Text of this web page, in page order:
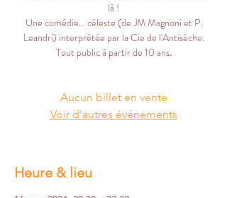
là !
Une comédie... céleste (de JM Magnoni et P.
Leandri) interprétée par la Cie de l'Antisèche.
Tout public à partir de 10 ans.
Aucun billet en vente
Voir d'autres événements
Heure & lieu